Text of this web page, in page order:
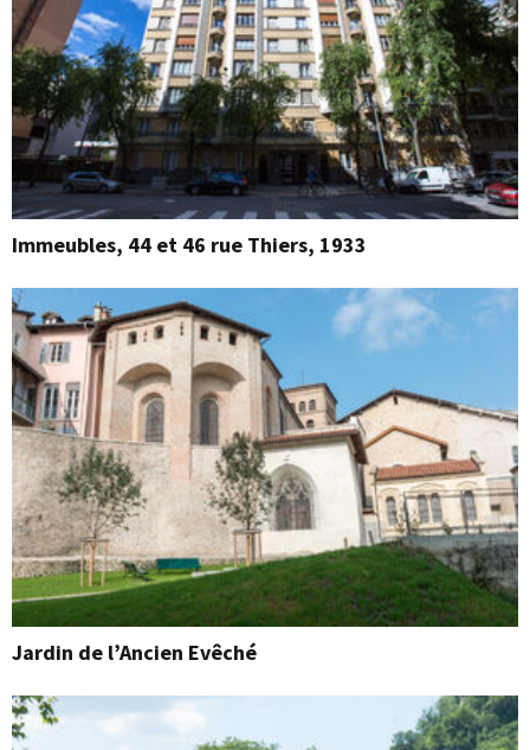
Immeubles, 44 et 46 rue Thiers, 1933
Jardin de l’Ancien Evêché